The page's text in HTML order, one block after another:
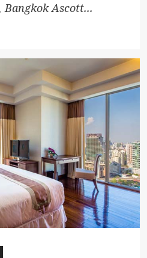
Bangkok Ascott...